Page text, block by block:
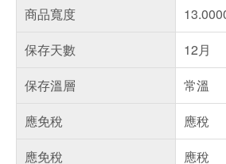
商品寬度
保存天數
12月
保存溫層
常溫
應免稅
應稅
應免稅
應稅